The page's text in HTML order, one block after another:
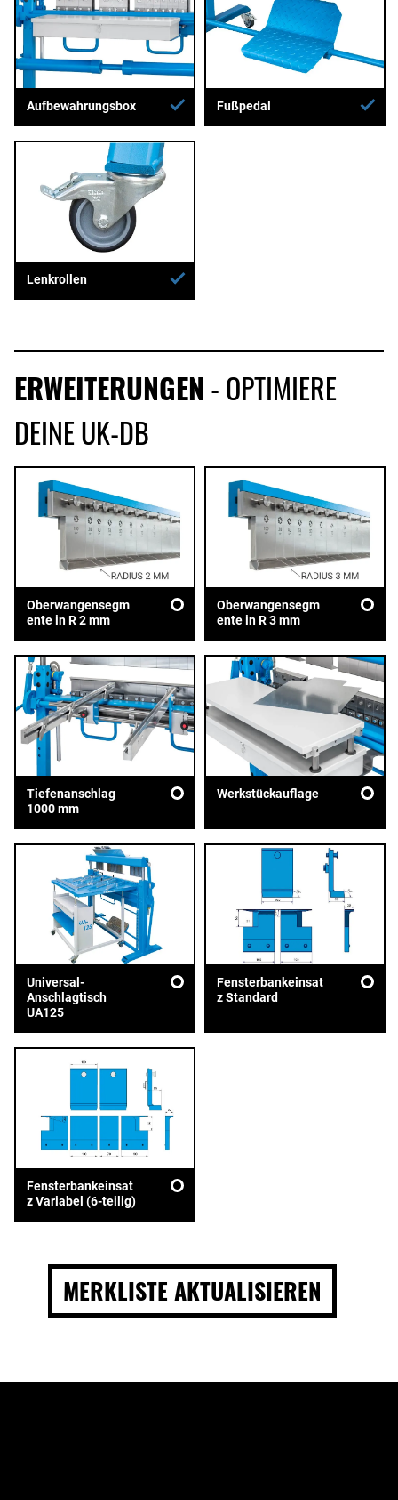
Aufbewahrungsbox Fußpedal
Lenkrollen
ERWEITERUNGEN - OPTIMIERE
DEINE UK-DB
Oberwangensegm
ente in R 2 mm
Oberwangensegm
ente in R 3 mm
Tiefenanschlag
1000 mm
Werkstückauflage
Universal-
Anschlagtisch
UA125
Fensterbankeinsat
z Standard
Fensterbankeinsat
z Variabel (6-teilig)
MERKLISTE AKTUALISIEREN